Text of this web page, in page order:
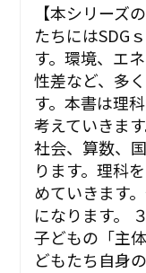
【本シリーズ
たちにはSDG
す。環境、エ
性差など、多
す。本書は理
考えていきま
社会、算数、
ります。理科
めていきます
になります。
子どもの「主
どもたち自身